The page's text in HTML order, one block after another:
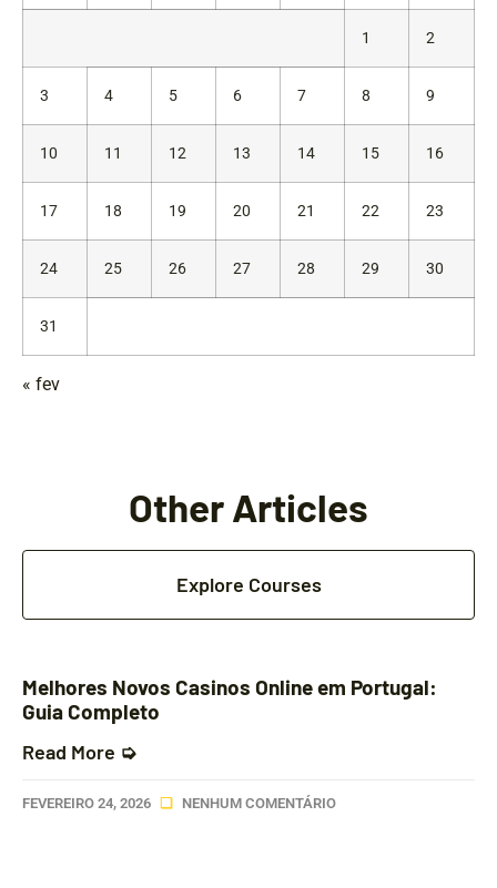
1 2
3 4 5 6 7 8 9
10 11 12 13 14 15 16
17 18 19 20 21 22 23
24 25 26 27 28 29 30
31
« fev
Other Articles
Explore Courses
Melhores Novos Casinos Online em Portugal:
Guia Completo
Read More ➭
FEVEREIRO 24, 2026 NENHUM COMENTÁRIO